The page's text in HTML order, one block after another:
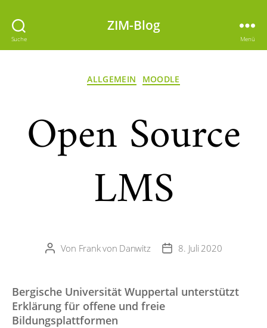
Suche
ZIM-Blog
Menü
Kategorien
ALLGEMEIN MOODLE
Open Source
LMS
Beitragsautor
Von Frank von Danwitz Veröffentlichungsdatum
8. Juli 2020
Bergische Universität Wuppertal unterstützt
Erklärung für offene und freie
Bildungsplattformen